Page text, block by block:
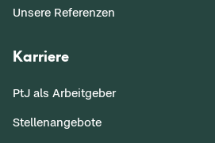
Unsere Referenzen
Karriere
PtJ als Arbeitgeber
Stellenangebote